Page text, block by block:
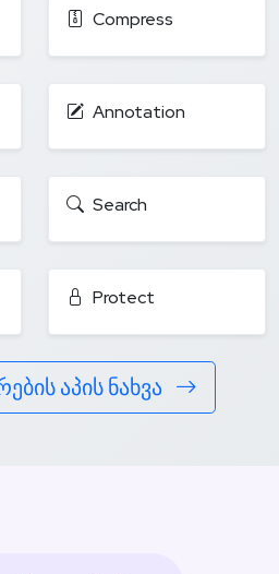
Compress
Annotation
Search
Protect
აპის ნახვა